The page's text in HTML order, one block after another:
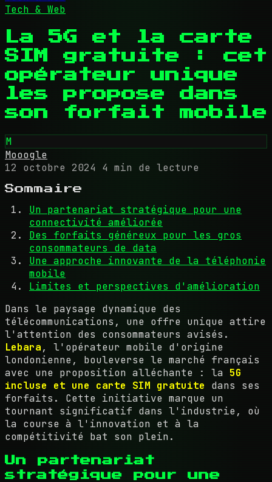
Tech & Web
La 5G et la carte
SIM gratuite : cet
opérateur unique
les propose dans
son forfait mobile
M
Mooogle
12 octobre 2024 4 min de lecture
Sommaire
Un partenariat stratégique pour une
connectivité améliorée
Des forfaits généreux pour les gros
consommateurs de data
Une approche innovante de la téléphonie
mobile
Limites et perspectives d'amélioration
Dans le paysage dynamique des
télécommunications, une offre unique attire
l'attention des consommateurs avisés.
Lebara, l'opérateur mobile d'origine
londonienne, bouleverse le marché français
avec une proposition alléchante : la 5G
incluse et une carte SIM gratuite dans ses
forfaits. Cette initiative marque un
tournant significatif dans l'industrie, où
la course à l'innovation et à la
compétitivité bat son plein.
Un partenariat
stratégique pour une